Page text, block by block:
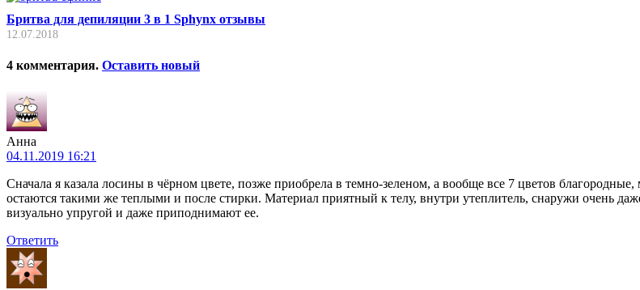
Бритва для депиляции 3 в 1 Sphynx отзывы
12.07.2018
4 комментария. Оставить новый
Анна
04.11.2019 16:21
Сначала я казала лосины в чёрном цвете, позже приобрела в темно-зеленом, а вообще все 7 цветов
остаются такими же теплыми и после стирки. Материал приятный к телу, внутри утеплитель, снаружи очень
визуально упругой и даже приподнимают ее.
Ответить